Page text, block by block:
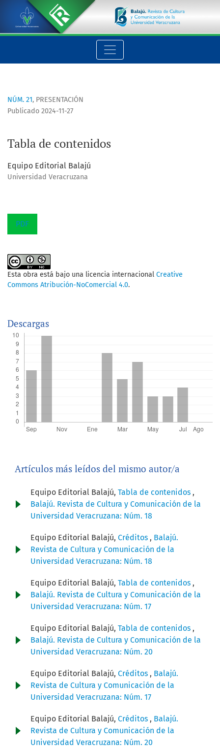
Tabla de contenidos
NÚM. 21, PRESENTACIÓN
Tabla de contenidos
Publicado 2024-11-27
Equipo Editorial Balajú
Universidad Veracruzana
PDF
Esta obra está bajo una licencia internacional Creative
Commons Atribución-NoComercial 4.0.
Descargas
Artículos más leídos del mismo autor/a
Equipo Editorial Balajú, Tabla de contenidos ,
Balajú. Revista de Cultura y Comunicación de la
Universidad Veracruzana: Núm. 18
Equipo Editorial Balajú, Créditos , Balajú.
Revista de Cultura y Comunicación de la
Universidad Veracruzana: Núm. 18
Equipo Editorial Balajú, Tabla de contenidos ,
Balajú. Revista de Cultura y Comunicación de la
Universidad Veracruzana: Núm. 17
Equipo Editorial Balajú, Tabla de contenidos ,
Balajú. Revista de Cultura y Comunicación de la
Universidad Veracruzana: Núm. 20
Equipo Editorial Balajú, Créditos , Balajú.
Revista de Cultura y Comunicación de la
Universidad Veracruzana: Núm. 17
Equipo Editorial Balajú, Créditos , Balajú.
Revista de Cultura y Comunicación de la
Universidad Veracruzana: Núm. 20